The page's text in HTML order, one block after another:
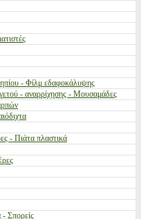
- Φίλμ εδαφοκάλυψης
- αναρρίχησης - Μουσαμάδες
- Πιάτα πλαστικά
- Σπορείς